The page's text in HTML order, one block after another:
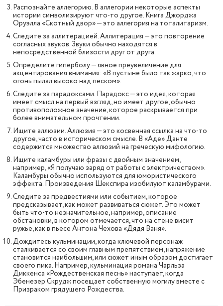
Распознайте аллегорию. В аллегории некоторые аспекты
истории символизируют что-то другое. Книга Джорджа
Оруэлла «Скотный двор» — это аллегория на тоталитаризм.
Следите за аллитерацией. Аллитерация — это повторение
согласных звуков. Звуки обычно находятся в
непосредственной близости друг от друга.
Определите гиперболу — явное преувеличение для
акцентирования внимания: «В пустыне было так жарко, что
огонь пылал высоко над песком».
Следите за парадоксами. Парадокс — это идея, которая
имеет смысл на первый взгляд, но имеет другое, обычно
противоположное значение, которое раскрывается при
более внимательном прочтении.
Ищите аллюзии. Аллюзия — это косвенная ссылка на что-то
другое, часто в историческом смысле. В «Аде» Данте
содержится множество аллюзий на греческую мифологию.
Ищите каламбуры или фразы с двойным значением,
например, «Я получаю заряд от работы с электричеством».
Каламбуры обычно используются для юмористического
эффекта. Произведения Шекспира изобилуют каламбурами.
Следите за предвестиями или событием, которое
предсказывает, как может развиваться сюжет. Это может
быть что-то незначительное, например, описание
обстановки, в котором отмечается, что на стене висит
ружье, как в пьесе Антона Чехова «Дядя Ваня».
Дождитесь кульминации, когда ключевой персонаж
сталкивается со своим главным препятствием, напряжение
становится наибольшим, или сюжет иным образом достигает
своего пика. Например, кульминация романа Чарльза
Диккенса «Рождественская песнь» наступает, когда
Эбенезер Скрудж посещает собственную могилу вместе с
Призраком грядущего Рождества.